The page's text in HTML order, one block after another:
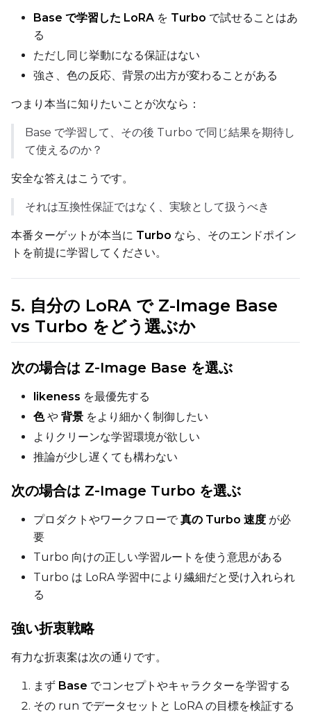
Seed
LoRA Scale
Prompt
Seed
LoRA Scale
Prompt
Prompt
Base で学習した LoRA を Turbo で試せることはあ
る
ただし同じ挙動になる保証はない
強さ、色の反応、背景の出方が変わることがある
つまり本当に知りたいことが次なら：
Base で学習して、その後 Turbo で同じ結果を期待し
て使えるのか？
安全な答えはこうです。
それは互換性保証ではなく、実験として扱うべき
本番ターゲットが本当に Turbo なら、そのエンドポイン
トを前提に学習してください。
5. 自分の LoRA で Z-Image Base
vs Turbo をどう選ぶか
次の場合は Z-Image Base を選ぶ
likeness を最優先する
色や 背景 をより細かく制御したい
よりクリーンな学習環境が欲しい
推論が少し遅くても構わない
次の場合は Z-Image Turbo を選ぶ
プロダクトやワークフローで 真の Turbo 速度 が必
要
Turbo 向けの正しい学習ルートを使う意思がある
Turbo は LoRA 学習中により繊細だと受け入れられ
る
強い折衷戦略
有力な折衷案は次の通りです。
まず Base でコンセプトやキャラクターを学習する
その run でデータセットと LoRA の目標を検証する